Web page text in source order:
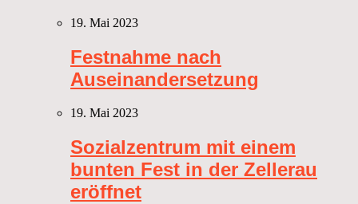
19. Mai 2023
Festnahme nach
Auseinandersetzung
19. Mai 2023
Sozialzentrum mit einem
bunten Fest in der Zellerau
eröffnet